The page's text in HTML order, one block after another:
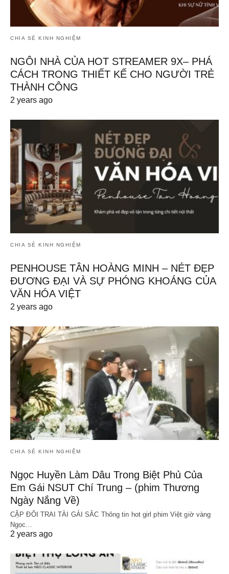
CHIA SẺ KINH NGHIỆM
NGÔI NHÀ CỦA HOT STREAMER 9X– PHÁ
CÁCH TRONG THIẾT KẾ CHO NGƯỜI TRẺ
THÀNH CÔNG
2 years ago
CHIA SẺ KINH NGHIỆM
PENHOUSE TÂN HOÀNG MINH – NÉT ĐẸP
ĐƯƠNG ĐẠI VÀ SỰ PHÓNG KHOÁNG CỦA
VĂN HÓA VIỆT
2 years ago
CHIA SẺ KINH NGHIỆM
Ngọc Huyền Làm Dâu Trong Biệt Phủ Của
Em Gái NSUT Chí Trung – (phim Thương
Ngày Nắng Về)
CẶP ĐÔI TRAI TÀI GÁI SẮC Thông tin hot girl phim Việt giờ vàng
Ngọc…
2 years ago